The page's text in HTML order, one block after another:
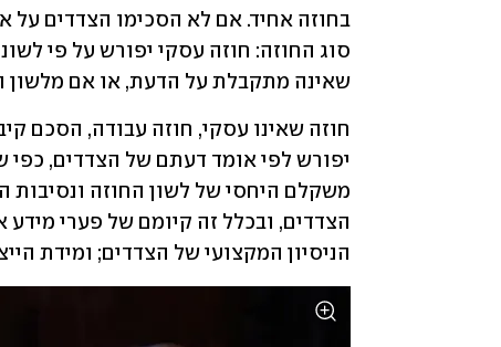
שאינה מתקבלת על הדעת, או אם מלשון
הניסיון המקצועי של הצדדים; ומידת